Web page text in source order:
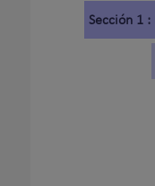
Sección 1 :